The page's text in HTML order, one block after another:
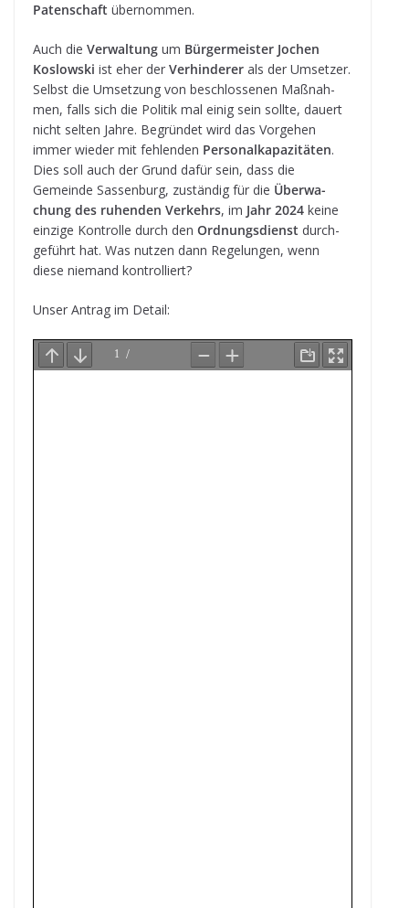
Paten­schaft übernommen.
Auch die Ver­wal­tung um Bür­ger­meis­ter Jochen
Koslow­ski ist eher der Ver­hin­de­rer als der Umset­zer.
Selbst die Umset­zung von beschlos­se­nen Maß­nah­
men, falls sich die Poli­tik mal einig sein sollte, dau­ert
nicht sel­ten Jahre. Begrün­det wird das Vor­ge­hen
immer wie­der mit feh­len­den Per­so­nal­ka­pa­zi­tä­ten.
Dies soll auch der Grund dafür sein, dass die
Gemeinde Sas­sen­burg, zustän­dig für die Über­wa­
chung des ruhen­den Ver­kehrs, im Jahr 2024 keine
ein­zige Kon­trolle durch den Ord­nungs­dienst durch­
ge­führt hat. Was nut­zen dann Rege­lun­gen, wenn
diese nie­mand kontrolliert?
Unser Antrag im Detail: